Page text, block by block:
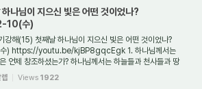
나님이 지으신 빛은 어떤 것이었나?
10(수)
강해(15) 첫째날 하나님이 지으신 빛은 어떤 것이었나?
) https://youtu.be/kjBP8gqcEgk 1. 하나님께서는
언제 창조하셨는가? 하나님께서는 하늘들과 천사들과 땅
Views 1922